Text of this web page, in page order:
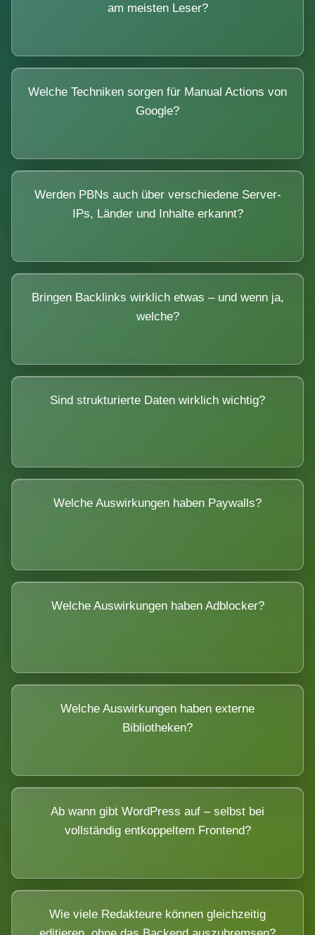
am meisten Leser?
Welche Techniken sorgen für Manual Actions von
Google?
Werden PBNs auch über verschiedene Server-
IPs, Länder und Inhalte erkannt?
Bringen Backlinks wirklich etwas – und wenn ja,
welche?
Sind strukturierte Daten wirklich wichtig?
Welche Auswirkungen haben Paywalls?
Welche Auswirkungen haben Adblocker?
Welche Auswirkungen haben externe
Bibliotheken?
Ab wann gibt WordPress auf – selbst bei
vollständig entkoppeltem Frontend?
Wie viele Redakteure können gleichzeitig